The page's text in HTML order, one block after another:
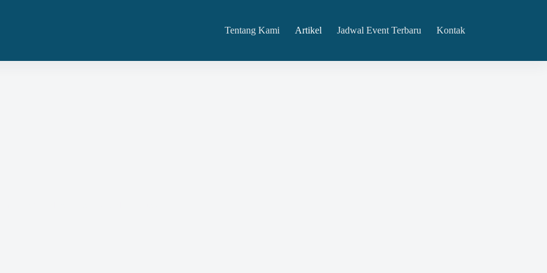
Tentang Kami Artikel Jadwal Event Terbaru Kontak